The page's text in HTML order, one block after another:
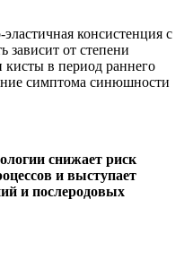
консистенция с
зависит от степени
в период раннего
симптома синюшности
снижает риск
и выступает
и послеродовых